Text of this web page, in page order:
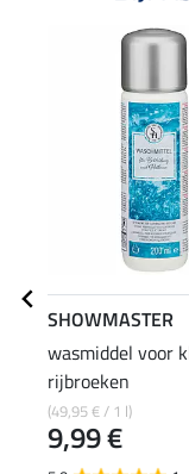
SHOWMASTER
wasmiddel voor
rijbroeken
(49,95 € / 1 l)
9,99 €